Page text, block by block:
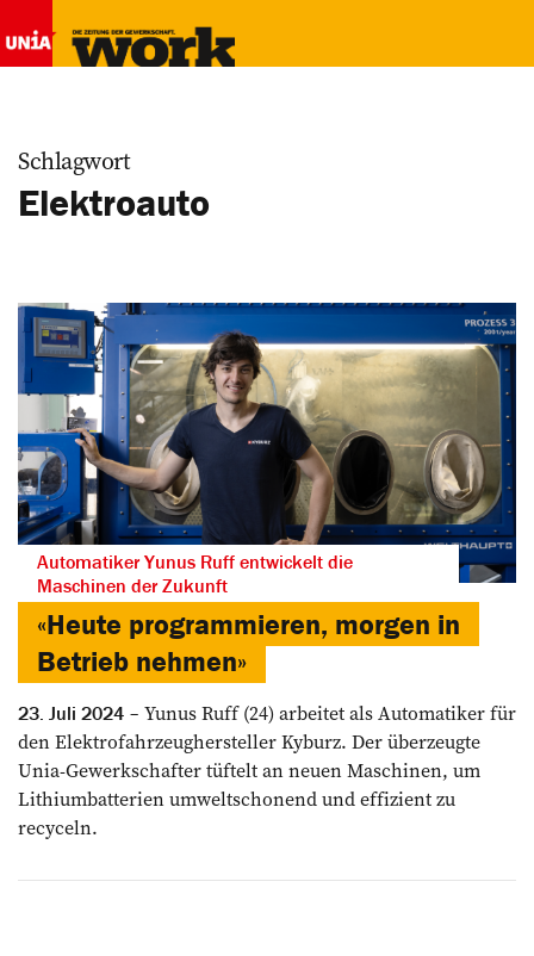
Schlagwort
Elektroauto
Automatiker Yunus Ruff entwickelt die
Maschinen der Zukunft
«Heute programmieren, morgen in
Betrieb nehmen»
23. Juli 2024
Yunus Ruff (24) arbeitet als Automatiker für
den Elektrofahrzeughersteller Kyburz. Der überzeugte
Unia-Gewerkschafter tüftelt an neuen Maschinen, um
Lithiumbatterien umweltschonend und effizient zu
recyceln.